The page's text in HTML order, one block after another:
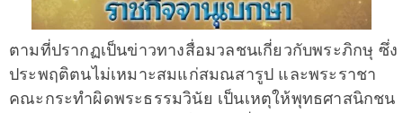
ตามที่ปรากฏเป็นข่าวทางสื่อมวลชนเกี่ยวกับพระภิกษุ ซึ่ง
ประพฤติตนไม่เหมาะสมแก่สมณสารูป และพระราชา
คณะกระทำผิดพระธรรมวินัย เป็นเหตุให้พุทธศาสนิกชน